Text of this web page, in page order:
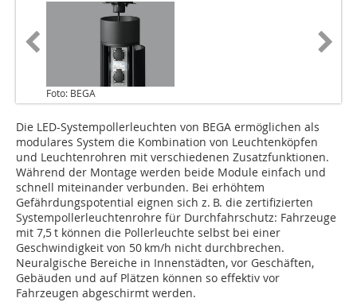
Foto: BEGA
Die LED-Systempollerleuchten von BEGA ermöglichen als
modulares System die Kombination von Leuchtenköpfen
und Leuchtenrohren mit verschiedenen Zusatzfunktionen.
Während der Montage werden beide Module einfach und
schnell miteinander verbunden. Bei erhöhtem
Gefährdungspotential eignen sich z. B. die zertifizierten
Systempollerleuchtenrohre für Durchfahrschutz: Fahrzeuge
mit 7,5 t können die Pollerleuchte selbst bei einer
Geschwindigkeit von 50 km/h nicht durchbrechen.
Neuralgische Bereiche in Innenstädten, vor Geschäften,
Gebäuden und auf Plätzen können so effektiv vor
Fahrzeugen abgeschirmt werden.